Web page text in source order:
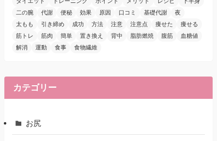
二の腕
代謝 便秘 効果 原因 口コミ 基礎代謝
夜
太もも
引き締め 成功 方法 注意 注意点 痩せた
痩せる
筋トレ
筋肉 簡単 置き換え 背中 脂肪燃焼 腹筋
血糖値
解消
運動 食事 食物繊維
カテゴリー
お尻